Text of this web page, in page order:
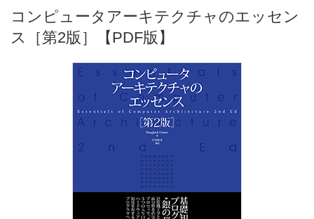
コンピュータアーキテクチャのエッセン
ス［第2版］【PDF版】